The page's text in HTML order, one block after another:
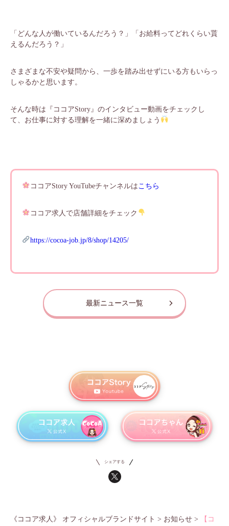
「どんな人が働いているんだろう？」「お給料ってどれくらい貰
えるんだろう？」
さまざまな不安や疑問から、一歩を踏み出せずにいる方もいらっ
しゃるかと思います。
そんな時は『ココアStory』のインタビュー動画をチェックし
て、お仕事に対する理解を一緒に深めましょう
ココアStory YouTubeチャンネルはこちら
ココア求人で店舗詳細をチェック
https://cocoa-job.jp/8/shop/14205/
最新ニュース一覧
シェアする
《ココア求人》 オフィシャルブランドサイト > お知らせ >
【コ